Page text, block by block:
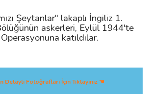
Şeytanlar" lakaplı İngiliz 1.
askerleri, Eylül 1944'te
katıldılar.
Detaylı Fotoğrafları İçin Tıklayınız ☚